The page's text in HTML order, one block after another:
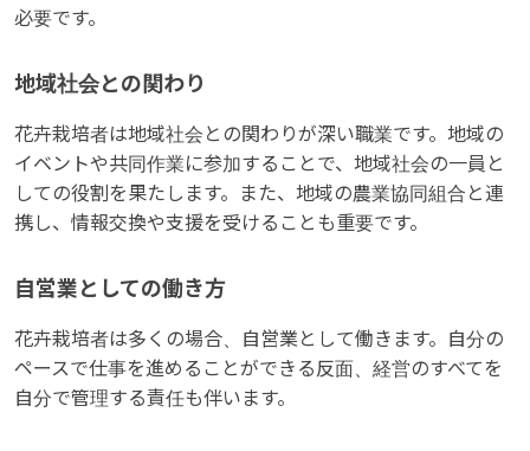
必要です。
地域社会との関わり
花卉栽培者は地域社会との関わりが深い職業です。地域の
イベントや共同作業に参加することで、地域社会の一員と
しての役割を果たします。また、地域の農業協同組合と連
携し、情報交換や支援を受けることも重要です。
自営業としての働き方
花卉栽培者は多くの場合、自営業として働きます。自分の
ペースで仕事を進めることができる反面、経営のすべてを
自分で管理する責任も伴います。